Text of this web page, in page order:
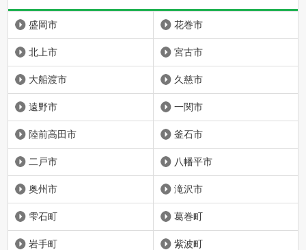
盛岡市 花巻市
北上市 宮古市
大船渡市 久慈市
遠野市 一関市
陸前高田市 釜石市
二戸市 八幡平市
奥州市 滝沢市
雫石町 葛巻町
岩手町 紫波町